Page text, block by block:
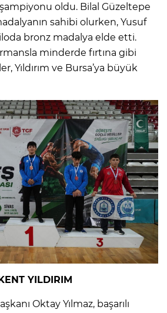
oldu. Bilal Güzeltepe
sahibi olurken, Yusuf
bronz madalya elde etti.
minderde fırtına gibi
Yıldırım ve Bursa’ya büyük
YILDIRIM
Oktay Yılmaz, başarılı